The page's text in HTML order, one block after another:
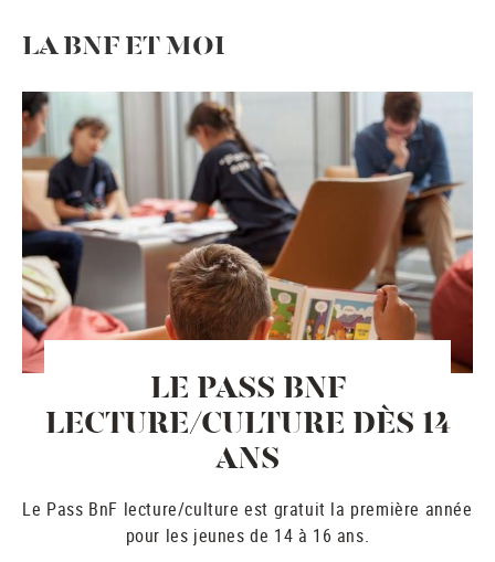
LA BNF ET MOI
LE PASS BNF
LECTURE/CULTURE DÈS 14
ANS
Le Pass BnF lecture/culture est gratuit la première année
pour les jeunes de 14 à 16 ans.